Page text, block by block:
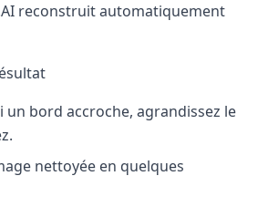
reconstruit automatiquement
un bord accroche, agrandissez le
nettoyée en quelques